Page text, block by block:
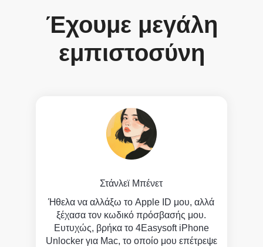
Έχουμε μεγάλη
εμπιστοσύνη
Στάνλεϊ Μπένετ
Ήθελα να αλλάξω το Apple ID μου, αλλά
ξέχασα τον κωδικό πρόσβασής μου.
Ευτυχώς, βρήκα το 4Easysoft iPhone
Unlocker για Mac, το οποίο μου επέτρεψε